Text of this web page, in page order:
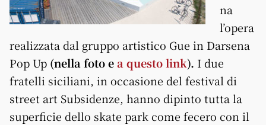
na
l’opera
realizzata dal gruppo artistico Gue in Darsena
Pop Up (nella foto ea questo link). I due
fratelli siciliani, in occasione del festival di
street art Subsidenze, hanno dipinto tutta la
superficie dello skate park come fecero con il